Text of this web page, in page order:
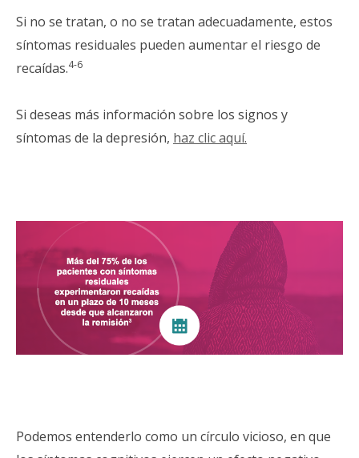
Si no se tratan, o no se tratan adecuadamente, estos
síntomas residuales pueden aumentar el riesgo de
recaídas.4-6
Si deseas más información sobre los signos y
síntomas de la depresión, haz clic aquí.
Podemos entenderlo como un círculo vicioso, en que